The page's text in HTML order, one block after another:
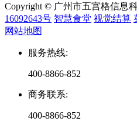
Copyright © 广州市五宫格信息
16092643号 智慧食堂 视觉结算
网站地图
服务热线:
400-8866-852
商务联系:
400-8866-852